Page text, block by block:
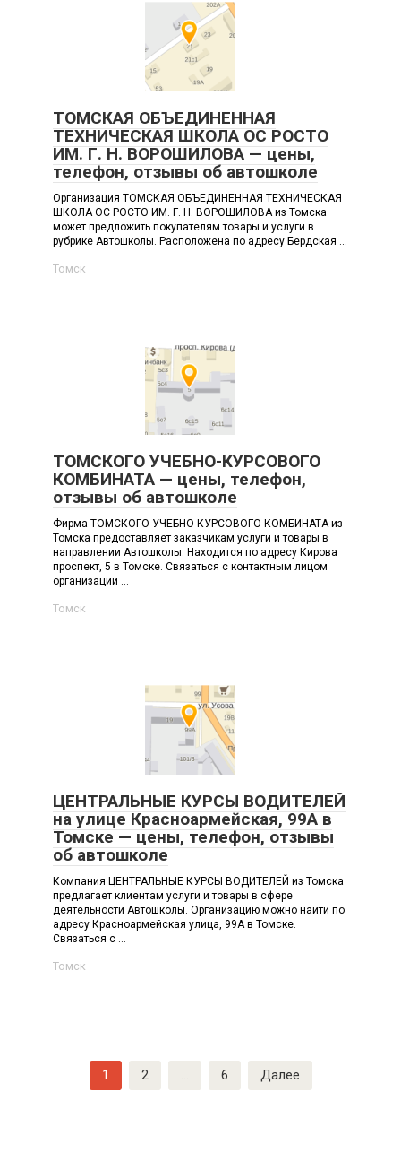
ТОМСКАЯ ОБЪЕДИНЕННАЯ
ТЕХНИЧЕСКАЯ ШКОЛА ОС РОСТО
ИМ. Г. Н. ВОРОШИЛОВА — цены,
телефон, отзывы об автошколе
Организация ТОМСКАЯ ОБЪЕДИНЕННАЯ ТЕХНИЧЕСКАЯ
ШКОЛА ОС РОСТО ИМ. Г. Н. ВОРОШИЛОВА из Томска
может предложить покупателям товары и услуги в
рубрике Автошколы. Расположена по адресу Бердская ...
Томск
ТОМСКОГО УЧЕБНО-КУРСОВОГО
КОМБИНАТА — цены, телефон,
отзывы об автошколе
Фирма ТОМСКОГО УЧЕБНО-КУРСОВОГО КОМБИНАТА из
Томска предоставляет заказчикам услуги и товары в
направлении Автошколы. Находится по адресу Кирова
проспект, 5 в Томске. Связаться с контактным лицом
организации ...
Томск
ЦЕНТРАЛЬНЫЕ КУРСЫ ВОДИТЕЛЕЙ
на улице Красноармейская, 99А в
Томске — цены, телефон, отзывы
об автошколе
Компания ЦЕНТРАЛЬНЫЕ КУРСЫ ВОДИТЕЛЕЙ из Томска
предлагает клиентам услуги и товары в сфере
деятельности Автошколы. Организацию можно найти по
адресу Красноармейская улица, 99А в Томске.
Связаться с ...
Томск
1 2 … 6 Далее